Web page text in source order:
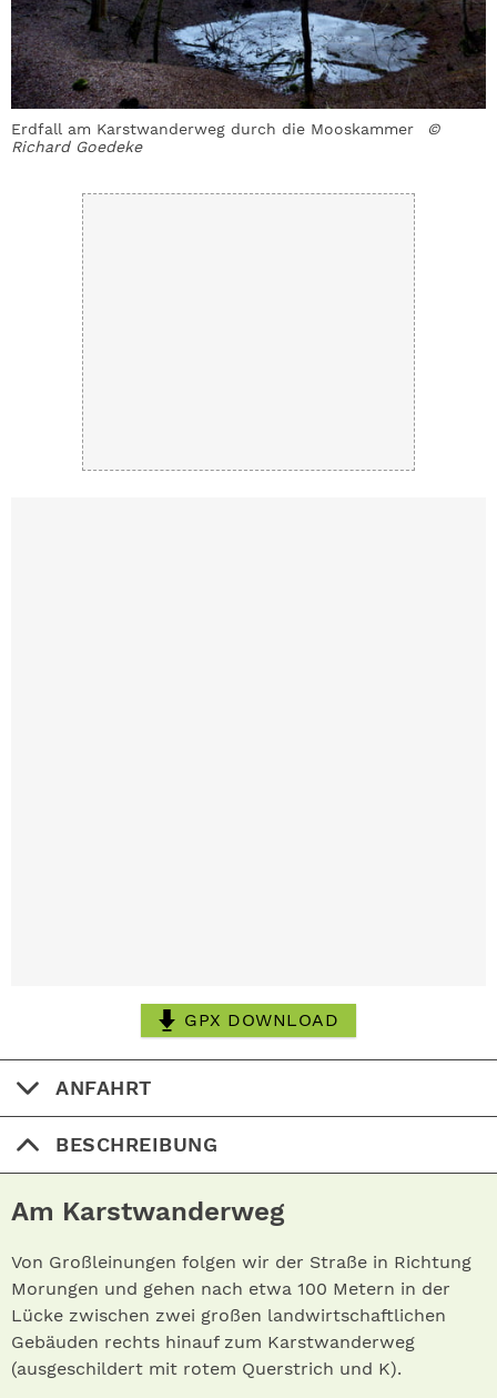
Erdfall am Karstwanderweg durch die Mooskammer
©
Richard Goedeke
GPX DOWNLOAD
ANFAHRT
BESCHREIBUNG
Am Karstwanderweg
Von Großleinungen folgen wir der Straße in Richtung
Morungen und gehen nach etwa 100 Metern in der
Lücke zwischen zwei großen landwirtschaftlichen
Gebäuden rechts hinauf zum Karstwanderweg
(ausgeschildert mit rotem Querstrich und K).